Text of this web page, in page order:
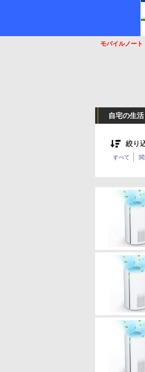
モバイルノート
自宅の生
絞り
すべて